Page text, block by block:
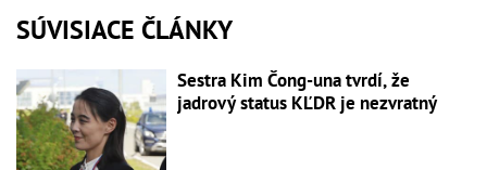
SÚVISIACE ČLÁNKY
Sestra Kim Čong-una tvrdí, že
jadrový status KĽDR je nezvratný